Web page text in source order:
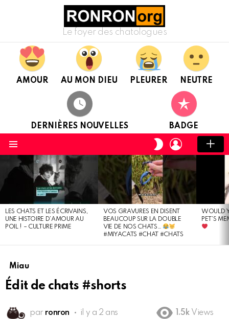
Le foyer des chatologues
AMOUR AU MON DIEU PLEURER NEUTRE
DERNIÈRES NOUVELLES BADGE
CHANGER
DE
PEAU
CONNEXION
DERNIÈRES
NOUVELLES
LES CHATS ET LES ÉCRIVAINS,
UNE HISTOIRE D’AMOUR AU
POIL ! – CULTURE PRIME
VOS GRAVURES EN DISENT
BEAUCOUP SUR LA DOUBLE
VIE DE NOS CHATS…
#MIYACATS #CHAT #CHATS
WOULD
PET’S
Miau
Édit de chats #shorts
par ronron il y a 2 ans 1.5k Views